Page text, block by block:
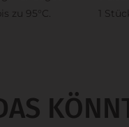
zu 95°C.
1